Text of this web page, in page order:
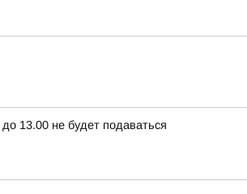
13.00 не будет подаваться